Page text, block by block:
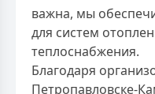
важна, мы
для систем
теплоснабжения.
Благодаря
Петропавловске-